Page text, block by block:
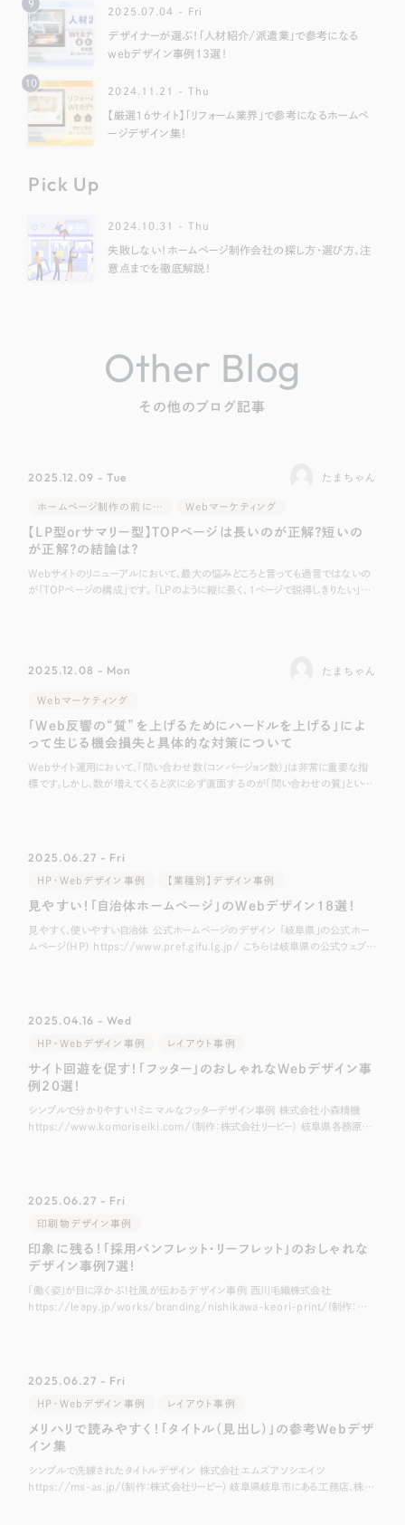
9
2025.07.04 - Fri
デザイナーが選ぶ！「人材紹介/派遣業」で参考になる
webデザイン事例13選！
10
2024.11.21 - Thu
【厳選16サイト】「リフォーム業界」で参考になるホームペ
ージデザイン集！
Pick Up
2024.10.31 - Thu
失敗しない！ホームページ制作会社の探し方・選び方、注
意点までを徹底解説！
Other Blog
その他のブログ記事
2025.12.09 - Tue たまちゃん
ホームページ制作の前に… Webマーケティング
【LP型orサマリー型】TOPページは長いのが正解？短いの
が正解？の結論は？
Webサイトのリニューアルにおいて、最大の悩みどころと言っても過言ではないの
が「TOPページの構成」です。 「LPのように縦に長く、1ページで説得しきりたい」
2025.12.08 - Mon たまちゃん
Webマーケティング
「Web反響の“質”を上げるためにハードルを上げる」によ
って生じる機会損失と具体的な対策について
Webサイト運用において、「問い合わせ数（コンバージョン数）」は非常に重要な指
標です。しかし、数が増えてくると次に必ず直面するのが「問い合わせの質」という
2025.06.27 - Fri
HP・Webデザイン事例 【業種別】デザイン事例
見やすい！「自治体ホームページ」のWebデザイン18選！
見やすく、使いやすい自治体 公式ホームページのデザイン 「岐阜県」の公式ホー
ムページ（HP） https://www.pref.gifu.lg.jp/ こちらは岐阜県の公式ウェブサ
2025.04.16 - Wed
HP・Webデザイン事例 レイアウト事例
サイト回遊を促す！「フッター」のおしゃれなWebデザイン事
例20選！
シンプルで分かりやすい！ミニマルなフッターデザイン事例 株式会社小森精機
https://www.komoriseiki.com/（制作：株式会社リーピー） 岐阜県各務原市
2025.06.27 - Fri
印刷物デザイン事例
印象に残る！「採用パンフレット・リーフレット」のおしゃれな
デザイン事例7選！
「働く姿」が目に浮かぶ！社風が伝わるデザイン事例 西川毛織株式会社
https://leapy.jp/works/branding/nishikawa-keori-print/(制作：株
2025.06.27 - Fri
HP・Webデザイン事例 レイアウト事例
メリハリで読みやすく！「タイトル（見出し）」の参考Webデザ
イン集
シンプルで洗練されたタイトルデザイン 株式会社エムズアソシエイツ
https://ms-as.jp/(制作：株式会社リーピー) 岐阜県岐阜市にある工務店、株式